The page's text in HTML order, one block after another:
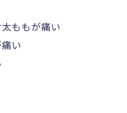
ももが痛い
い